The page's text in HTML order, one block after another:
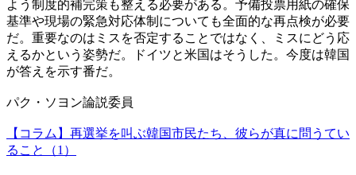
よう制度的補完策も整える必要がある。予備投票用紙の確保
基準や現場の緊急対応体制についても全面的な再点検が必要
だ。重要なのはミスを否定することではなく、ミスにどう応
えるかという姿勢だ。ドイツと米国はそうした。今度は韓国
が答えを示す番だ。
パク・ソヨン論説委員
【コラム】再選挙を叫ぶ韓国市民たち、彼らが真に問うてい
ること（1）